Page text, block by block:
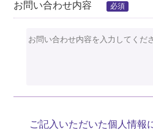
お問い合わせ内容 必須
ご記入いただいた個人情報